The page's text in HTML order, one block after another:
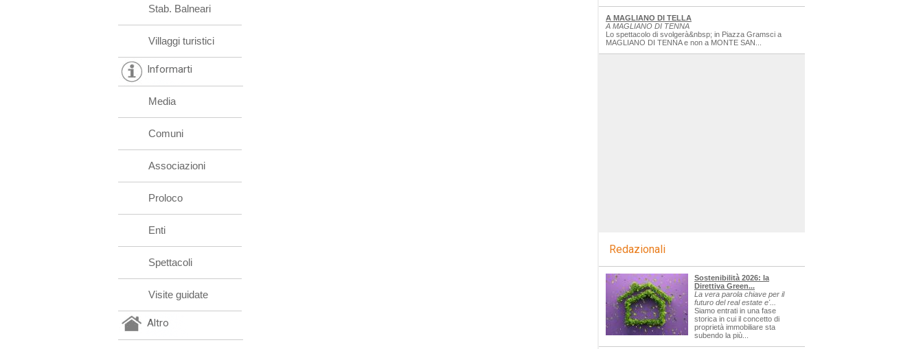
Stab. Balneari
Villaggi turistici
Informarti
Media
Comuni
Associazioni
Proloco
Enti
Spettacoli
Visite guidate
Altro
A MAGLIANO DI TELLA
A MAGLIANO DI TENNA
Lo spettacolo di svolgerà&nbsp; in Piazza Gramsci a
MAGLIANO DI TENNA e non a MONTE SAN...
Redazionali
Sostenibilità 2026: la
Direttiva Green...
La vera parola chiave per il
futuro del real estate e'...
Siamo entrati in una fase
storica in cui il concetto di
proprietà immobiliare sta
subendo la più...